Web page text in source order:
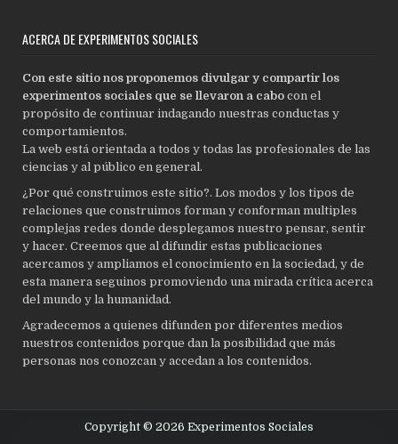
ACERCA DE EXPERIMENTOS SOCIALES
Con este sitio nos proponemos divulgar y compartir los
experimentos sociales que se llevaron a cabo con el
propósito de continuar indagando nuestras conductas y
comportamientos.
La web está orientada a todos y todas las profesionales de las
ciencias y al público en general.
¿Por qué construimos este sitio?. Los modos y los tipos de
relaciones que construimos forman y conforman multiples
complejas redes donde desplegamos nuestro pensar, sentir
y hacer. Creemos que al difundir estas publicaciones
acercamos y ampliamos el conocimiento en la sociedad, y de
esta manera seguinos promoviendo una mirada crítica acerca
del mundo y la humanidad.
Agradecemos a quienes difunden por diferentes medios
nuestros contenidos porque dan la posibilidad que más
personas nos conozcan y accedan a los contenidos.
Copyright © 2026 Experimentos Sociales